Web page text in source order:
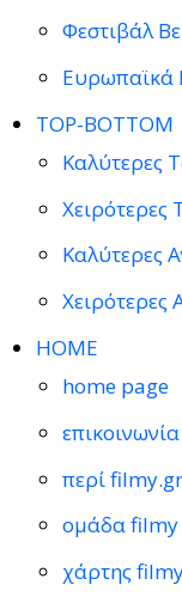
Φεστιβάλ
Ευρωπαϊκά
TOP-BOTTOM
Καλύτερες
Χειρότερες
Καλύτερες
Χειρότερες
HOME
home page
επικοινωνία
περί filmy.gr
ομάδα filmy
χάρτης